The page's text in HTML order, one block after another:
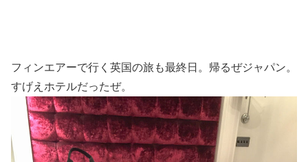
フィンエアーで行く英国の旅も最終日。帰るぜジャパン。
すげえホテルだったぜ。